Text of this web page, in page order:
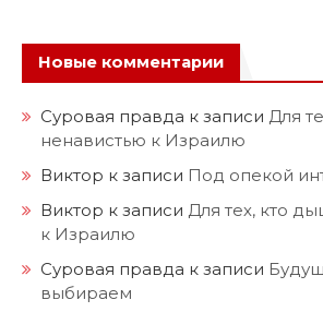
Новые комментарии
Суровая правда к записи Для
ненавистью к Израилю
Виктор к записи Под опекой
Виктор к записи Для тех, кто
к Израилю
Суровая правда к записи
выбираем